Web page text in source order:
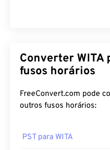
Converter WITA
fusos horários
FreeConvert.com pode
outros fusos horários:
PST para WITA